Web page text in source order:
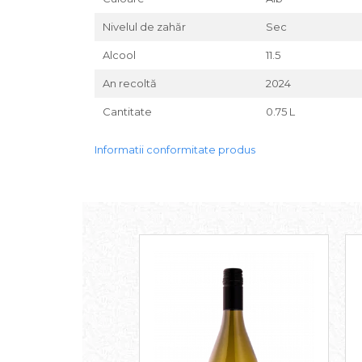
Nivelul de zahăr Sec
Alcool 11.5
An recoltă 2024
Cantitate 0.75 L
Informatii conformitate produs